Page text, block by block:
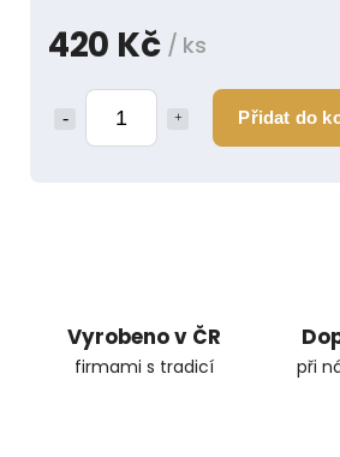
420 Kč / ks
Přidat do
Vyrobeno v ČR
firmami s tradicí při